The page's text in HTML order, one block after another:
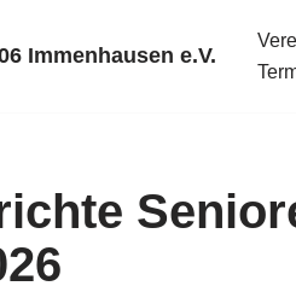
Immenhausen e.V.